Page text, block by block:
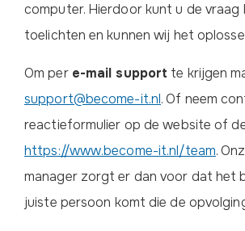
computer. Hierdoor kunt u de vraag
toelichten en kunnen wij het
Om per e-mail support te krijgen
support@become-it.nl. Of neem
reactieformulier op de website of
https://www.become-it.nl/team.
manager zorgt er dan voor dat het
juiste persoon komt die de